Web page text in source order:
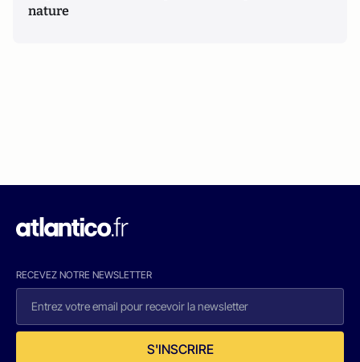
nature
RECEVEZ NOTRE NEWSLETTER
S'INSCRIRE